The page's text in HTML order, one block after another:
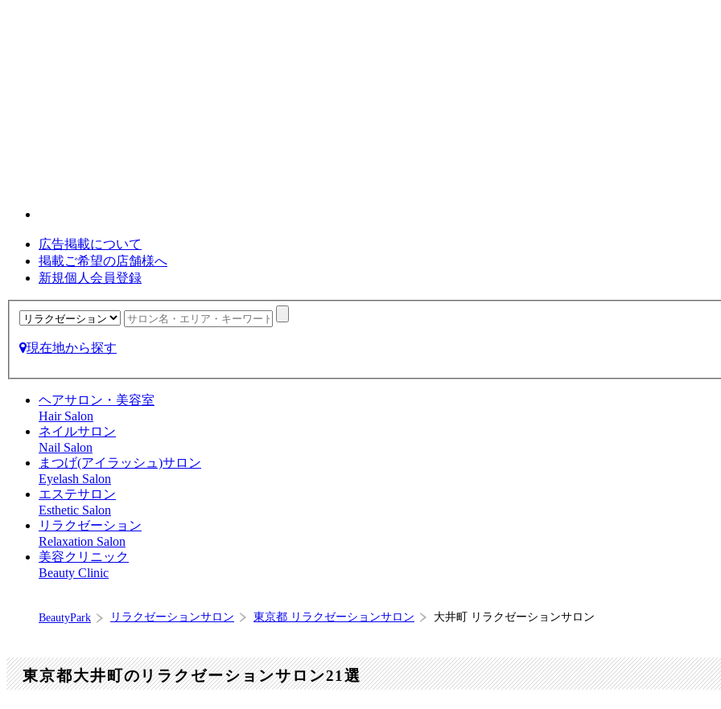
広告掲載について
掲載ご希望の店舗様へ
新規個人会員登録
現在地から探す
ヘアサロン・美容室
Hair Salon
ネイルサロン
Nail Salon
まつげ(アイラッシュ)サロン
Eyelash Salon
エステサロン
Esthetic Salon
リラクゼーション
Relaxation Salon
美容クリニック
Beauty Clinic
BeautyPark リラクゼーションサロン 東京都 リラクゼーションサロン 大井町 リラクゼーションサロン
東京都大井町のリラクゼーションサロン21選